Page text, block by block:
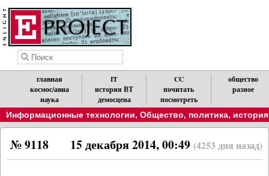
главная
космос/авиа
наука
IT
история ВТ
демосцена
CC
почитать
посмотреть
общество
разное
Информационные технологии, Общество, политика,
15 декабря 2014, 00:49 (4253 дня назад)
№ 9118